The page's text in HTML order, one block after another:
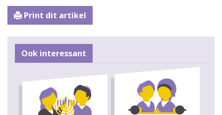
Print dit artikel
Ook interessant